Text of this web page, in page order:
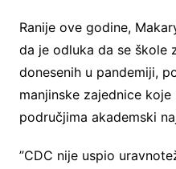
Ranije ove godine,
da je odluka da se škole
donesenih u pandemiji,
manjinske zajednice
područjima akademski
”CDC nije uspio